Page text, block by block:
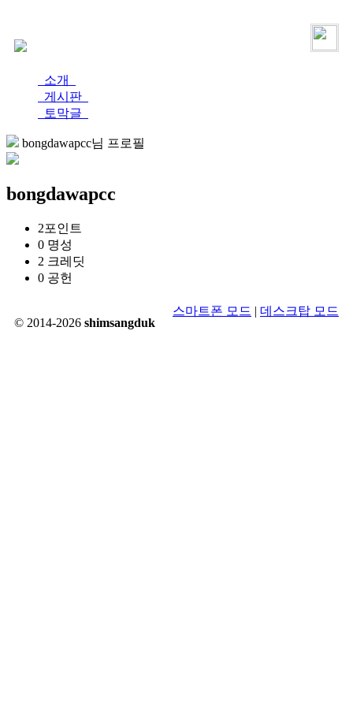
소개
게시판
토막글
bongdawapcc님 프로필
bongdawapcc
2포인트
0 명성
2 크레딧
0 공헌
© 2014-2026 shimsangduk
스마트폰 모드 | 데스크탑 모드